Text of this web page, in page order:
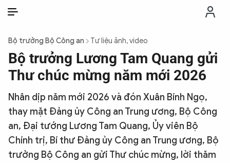
THỜI SỰ
CHỐNG DIỄN BIẾN HÒA BÌNH
CÔNG AN TRONG LÒNG DÂN
Bộ trưởng Bộ Công an Tư liệu ảnh, video
Bộ trưởng Lương Tam Quang gửi
Thư chúc mừng năm mới 2026
Nhân dịp năm mới 2026 và đón Xuân Bính Ngọ,
thay mặt Đảng ủy Công an Trung ương, Bộ Công
an, Đại tướng Lương Tam Quang, Ủy viên Bộ
Chính trị, Bí thư Đảng ủy Công an Trung ương, Bộ
trưởng Bộ Công an gửi Thư chúc mừng, lời thăm